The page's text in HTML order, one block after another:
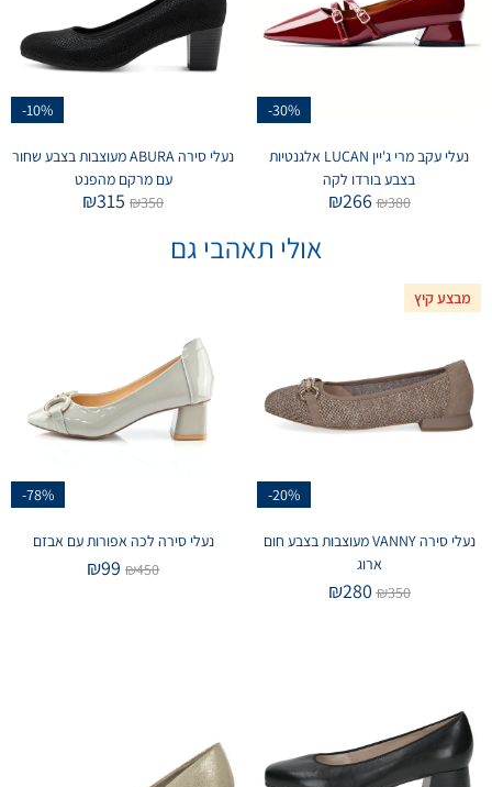
-30%
נעלי עקב מרי ג'יין LUCAN אלגנטיות
בצבע בורדו לקה
₪380
₪266
-10%
נעלי סירה ABURA מעוצבות בצבע שחור
עם מרקם מהפנט
₪350
₪315
אולי תאהבי גם
מבצע קיץ
-20%
נעלי סירה VANNY מעוצבות בצבע חום
ארוג
₪350
₪280
-78%
נעלי סירה לכה אפורות עם אבזם
₪450
₪99